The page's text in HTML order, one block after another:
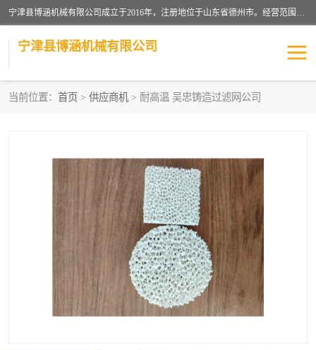
宁津县博涵机械有限公司成立于2016年，注册地位于山东省德州市。经营范围包括：机械设备研发、生产及销售，铸造用造型材料生产、销售，玻璃纤维及制品制造、销售，汽车零配件零售，机械零件、零部件加工，机械零件、零部件销售等；主要产品有：纤维过滤网,陶瓷过滤器,泡沫陶瓷过滤器,耐高温纤维过滤器,铸铁过滤器,铸铜过滤网,铸铝过滤网,铝轮毂过滤网,高效过滤网,高效陶瓷过滤网,高效纤维过滤网。
宁津县博涵机械有限公司
当前位置： 首页 > 供应商机 > 耐高温 吴忠铸造过滤网公司
纤维网 挡渣棉
避脏网